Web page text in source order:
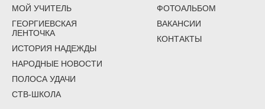
МОЙ УЧИТЕЛЬ
ГЕОРГИЕВСКАЯ
ЛЕНТОЧКА
ИСТОРИЯ НАДЕЖДЫ
НАРОДНЫЕ НОВОСТИ
ПОЛОСА УДАЧИ
СТВ-ШКОЛА
ФОТОАЛЬБОМ
ВАКАНСИИ
КОНТАКТЫ